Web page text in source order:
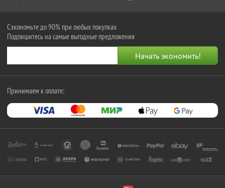
Сэкономьте до 90% при любых покупках
Подпишитесь на самые выгодные предложения
Принимаем к оплате: